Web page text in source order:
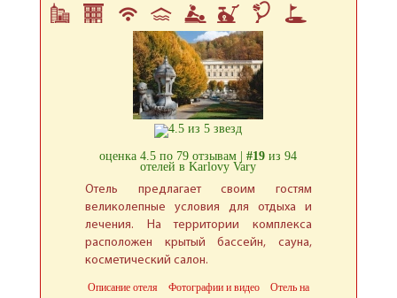
оценка 4.5 по 79 отзывам |#19 из 94
отелей в Karlovy Vary
Отель предлагает своим гостям
великолепные условия для отдыха и
лечения. На территории комплекса
расположен крытый бассейн, сауна,
косметический салон.
Описание отеля Фотографии и видео
Отель на